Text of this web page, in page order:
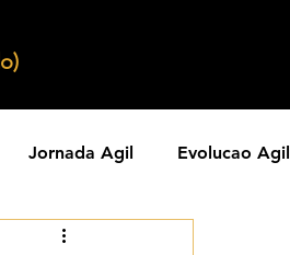
Jornada Agil Evolucao Agil
Agil